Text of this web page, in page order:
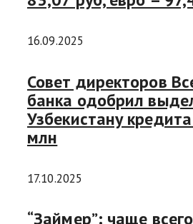
16.09.2025
Совет директоров
банка одобрил
Узбекистану
млн
17.10.2025
“Займер”: чаще всего